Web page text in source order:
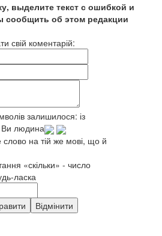
выделите текст с ошибкой и
сообщить об этом редакции
свій коментарій:
залишилося: із
Ви людина
слово на тій же мові, що й
«скільки» - число
ласка